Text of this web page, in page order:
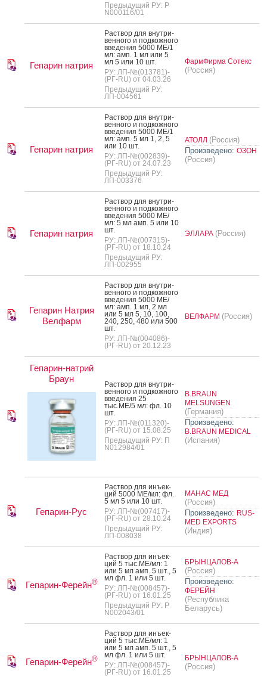
Предыдущий РУ: Р
N000116/01
Гепарин натрия
Рас­твор для внут­ри­
вен­но­го и под­кожно­го
вве­дения 5000 МЕ/1
мл: амп. 1 мл или 5
мл 5 или 10 шт.
РУ: ЛП-№(013781)-
(РГ-RU) от 04.03.26
Предыдущий РУ:
ЛП-004561
ФармФирма Сотекс
(Россия)
Гепарин натрия
Рас­твор для внут­ри­
вен­но­го и под­кожно­го
вве­дения 5000 МЕ/1
мл: амп. 5 мл 1, 2, 5
или 10 шт.
РУ: ЛП-№(002839)-
(РГ-RU) от 24.07.23
Предыдущий РУ:
ЛП-003376
АТОЛЛ (Россия)
Произведено: ОЗОН
(Россия)
Гепарин натрия
Рас­твор для внут­ри­
вен­но­го и под­кожно­го
вве­дения 5000 МЕ/
мл: 5 мл амп. 5 или 10
шт.
РУ: ЛП-№(007315)-
(РГ-RU) от 18.10.24
Предыдущий РУ:
ЛП-002955
ЭЛЛАРА (Россия)
Гепарин Натрия
Велфарм
Рас­твор для внут­ри­
вен­но­го и под­кожно­го
вве­дения 5000 МЕ/
мл: амп. 1 мл, 2 мл
или 5 мл 5, 10, 100,
240, 250, 480 или 500
шт.
РУ: ЛП-№(004086)-
(РГ-RU) от 20.12.23
ВЕЛФАРМ (Россия)
Гепарин-натрий
Браун
Рас­твор для внут­ри­
вен­но­го и под­кожно­го
вве­дения 25
тыс.МЕ/5 мл: фл. 10
шт.
РУ: ЛП-№(011320)-
(РГ-RU) от 15.08.25
Предыдущий РУ: П
N012984/01
B.BRAUN
MELSUNGEN
(Германия)
Произведено:
B.BRAUN MEDICAL
(Испания)
Гепарин-Рус
Рас­твор для инъ­ек­
ций 5000 МЕ/мл: фл.
5 мл 5 или 10 шт.
РУ: ЛП-№(007417)-
(РГ-RU) от 28.10.24
Предыдущий РУ:
ЛП-008038
МАНАС МЕД
(Россия)
Произведено: RUS-
MED EXPORTS
(Индия)
Гепарин-Ферейн®
Рас­твор для инъ­ек­
ций 5 тыс.МЕ/мл: 1
или 5 мл амп. 5 шт., 5
мл фл. 1 или 5 шт.
РУ: ЛП-№(008457)-
(РГ-RU) от 16.01.25
Предыдущий РУ: Р
N002043/01
БРЫНЦАЛОВ-А
(Россия)
Произведено:
ФЕРЕЙН
(Республика
Беларусь)
Гепарин-Ферейн®
Рас­твор для инъ­ек­
ций 5 тыс.МЕ/мл: 1
или 5 мл амп. 5 шт., 5
мл фл. 1 или 5 шт.
РУ: ЛП-№(008457)-
(РГ-RU) от 16.01.25
БРЫНЦАЛОВ-А
(Россия)